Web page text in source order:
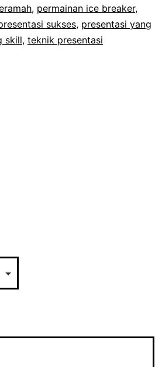
Menarik
, permainan ice breaker,
sukses, presentasi yang
skill, teknik presentasi